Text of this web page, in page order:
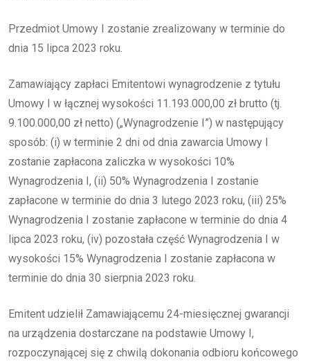
Przedmiot Umowy I zostanie zrealizowany w terminie do
dnia 15 lipca 2023 roku.
Zamawiający zapłaci Emitentowi wynagrodzenie z tytułu
Umowy I w łącznej wysokości 11.193.000,00 zł brutto (tj.
9.100.000,00 zł netto) („Wynagrodzenie I”) w następujący
sposób: (i) w terminie 2 dni od dnia zawarcia Umowy I
zostanie zapłacona zaliczka w wysokości 10%
Wynagrodzenia I, (ii) 50% Wynagrodzenia I zostanie
zapłacone w terminie do dnia 3 lutego 2023 roku, (iii) 25%
Wynagrodzenia I zostanie zapłacone w terminie do dnia 4
lipca 2023 roku, (iv) pozostała część Wynagrodzenia I w
wysokości 15% Wynagrodzenia I zostanie zapłacona w
terminie do dnia 30 sierpnia 2023 roku.
Emitent udzielił Zamawiającemu 24-miesięcznej gwarancji
na urządzenia dostarczane na podstawie Umowy I,
rozpoczynającej się z chwilą dokonania odbioru końcowego